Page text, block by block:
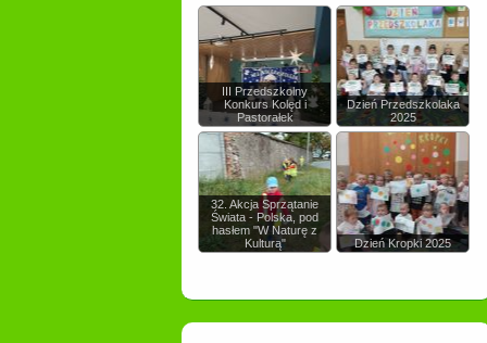
III Przedszkolny
Konkurs Kolęd i
Pastorałek
Dzień Przedszkolaka
2025
32. Akcja Sprzątanie
Świata - Polska, pod
hasłem "W Naturę z
Kulturą"
Dzień Kropki 2025